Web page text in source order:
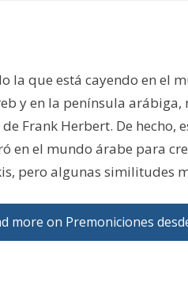
la que está cayendo en el
y en la península arábiga,
de Frank Herbert. De hecho,
en el mundo árabe para
pero algunas similitudes
more on Premoniciones